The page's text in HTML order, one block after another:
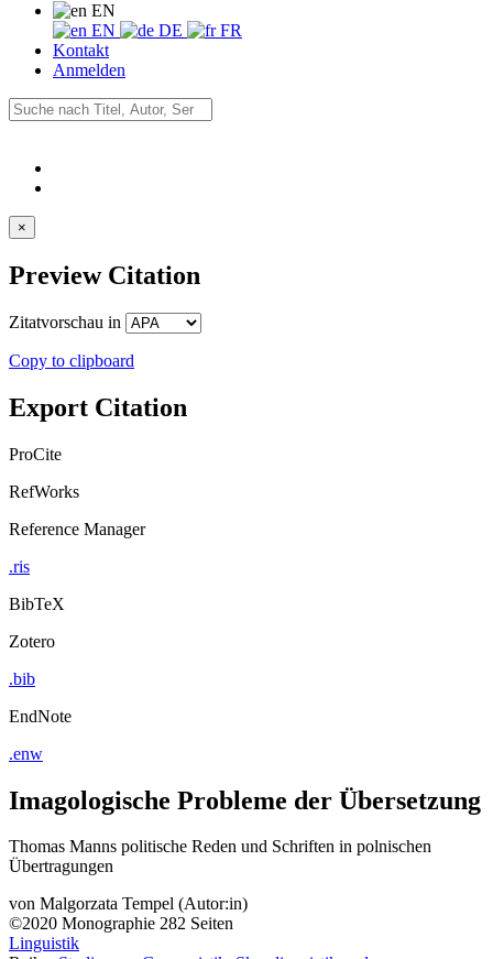
EN
EN
DE
FR
Kontakt
Anmelden
×
Preview Citation
Zitatvorschau in
Copy to clipboard
Export Citation
ProCite
RefWorks
Reference Manager
.ris
BibTeX
Zotero
.bib
EndNote
.enw
Imagologische Probleme der Übersetzung
Thomas Manns politische Reden und Schriften in polnischen
Übertragungen
von Malgorzata Tempel (Autor:in)
©2020 Monographie 282 Seiten
Linguistik